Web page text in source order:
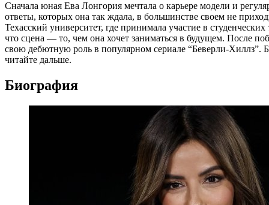
Сначала юная Ева Лонгория мечтала о карьере модели и
ответы, которых она так ждала, в большинстве своем не
Техасский университет, где принимала участие в
что сцена — то, чем она хочет заниматься в будущем. После
свою дебютную роль в популярном сериале “Беверли-
читайте дальше.
Биография